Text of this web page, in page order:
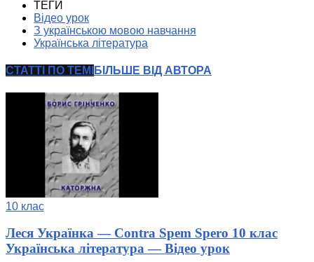
ТЕГИ
Відео урок
З українською мовою навчання
Українська література
СТАТТІ ПО ТЕМІ БІЛЬШЕ ВІД АВТОРА
10 клас
Леся Українка — Contra Spem Spero 10 клас
Українська література — Відео урок